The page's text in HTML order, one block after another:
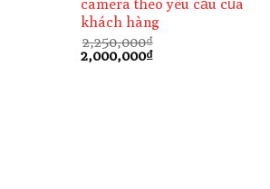
2,350,000₫.
camera theo yêu cầu của
khách hàng
2,250,000₫
Giá
gốc
2,000,000₫Giá